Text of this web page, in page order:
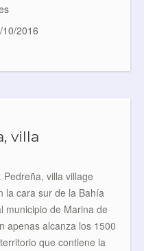
10/2016
villa
la cara sur de la Bahía
municipio de Marina de
apenas alcanza los 1500
que contiene la